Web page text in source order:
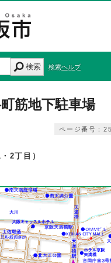
検索 検索ヘルプ
筋地下駐車場
ページ番号：
2丁目）